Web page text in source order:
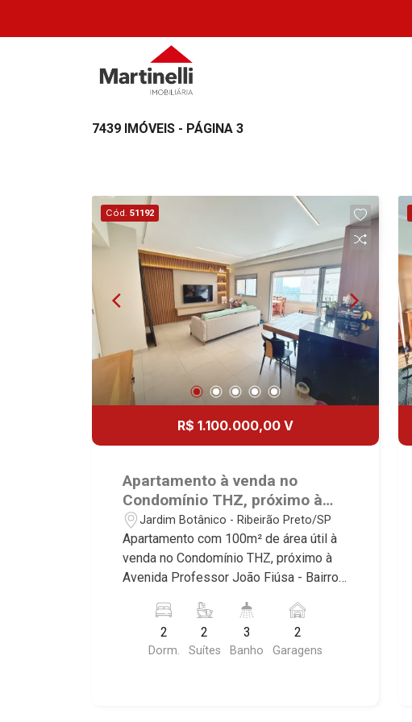
7439 IMÓVEIS - PÁGINA 3
Cód. 51192
R$ 1.100.000,00 V
Apartamento à venda no
Condomínio THZ, próximo à
Avenida Professor João Fiúsa -
Ribeirão Preto/SP.
Jardim Botânico - Ribeirão Preto/SP
Apartamento com 100m² de área útil à
venda no Condomínio THZ, próximo à
Avenida Professor João Fiúsa - Bairro
Conheça as características deste
imóvel que a Martinelli Imobiliária
selecionou para você: - 100m² de área
2
Dorm.
2
Suítes
3
Banho
2
Garagens